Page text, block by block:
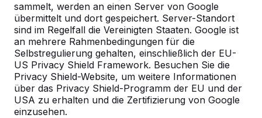
sammelt, werden an einen Server von Google
übermittelt und dort gespeichert. Server-Standort
sind im Regelfall die Vereinigten Staaten. Google ist
an mehrere Rahmenbedingungen für die
Selbstregulierung gehalten, einschließlich der EU-
US Privacy Shield Framework. Besuchen Sie die
Privacy Shield-Website, um weitere Informationen
über das Privacy Shield-Programm der EU und der
USA zu erhalten und die Zertifizierung von Google
einzusehen.
Diekerstraße 97
42781 Haan
Deutschland
+49 212 934 77 25
info@HeBlad.de